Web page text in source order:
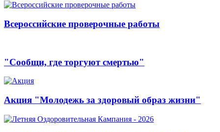
Всероссийские проверочные работы
"Сообщи, где торгуют смертью"
Акция "Молодежь за здоровый образ жизни"